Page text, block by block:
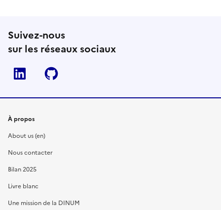
Suivez-nous
sur les réseaux sociaux
Linkedin
À propos
About us (en)
Nous contacter
Bilan 2025
Livre blanc
Une mission de la DINUM